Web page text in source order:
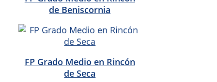
de Beniscornia
FP Grado Medio en Rincón
de Seca